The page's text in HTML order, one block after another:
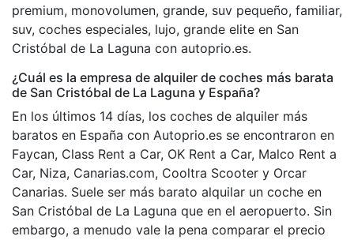
premium, monovolumen, grande, suv pequeño, familiar,
suv, coches especiales, lujo, grande elite en San
Cristóbal de La Laguna con autoprio.es.
¿Cuál es la empresa de alquiler de coches más barata
de San Cristóbal de La Laguna y España?
En los últimos 14 días, los coches de alquiler más
baratos en España con Autoprio.es se encontraron en
Faycan, Class Rent a Car, OK Rent a Car, Malco Rent a
Car, Niza, Canarias.com, Cooltra Scooter y Orcar
Canarias. Suele ser más barato alquilar un coche en
San Cristóbal de La Laguna que en el aeropuerto. Sin
embargo, a menudo vale la pena comparar el precio